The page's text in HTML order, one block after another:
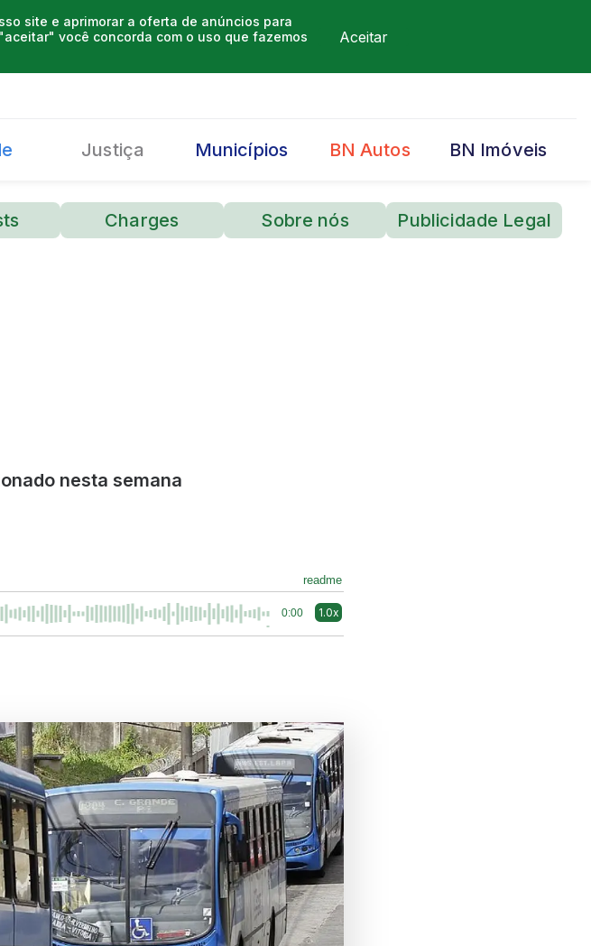
site e aprimorar a oferta de anúncios para
você concorda com o uso que fazemos
Aceitar
Justiça Municípios BN Autos BN Imóveis
Charges Sobre nós Publicidade Legal
nesta semana
readme
0:00 1.0x